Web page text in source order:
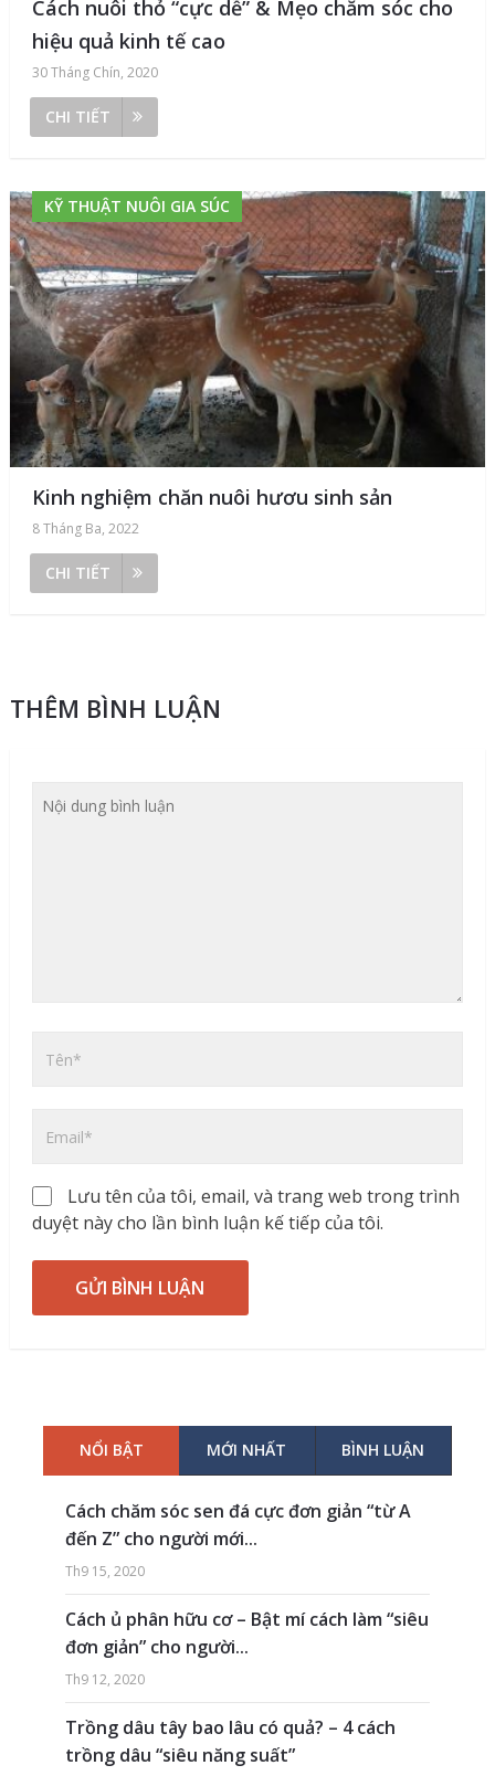
Cách nuôi thỏ “cực dễ” & Mẹo chăm sóc cho
hiệu quả kinh tế cao
30 Tháng Chín, 2020
CHI TIẾT
KỸ THUẬT NUÔI GIA SÚC
Kinh nghiệm chăn nuôi hươu sinh sản
8 Tháng Ba, 2022
CHI TIẾT
THÊM BÌNH LUẬN
Lưu tên của tôi, email, và trang web trong trình
duyệt này cho lần bình luận kế tiếp của tôi.
NỔI BẬT MỚI NHẤT BÌNH LUẬN
Cách chăm sóc sen đá cực đơn giản “từ A
đến Z” cho người mới...
Th9 15, 2020
Cách ủ phân hữu cơ – Bật mí cách làm “siêu
đơn giản” cho người...
Th9 12, 2020
Trồng dâu tây bao lâu có quả? – 4 cách
trồng dâu “siêu năng suất”